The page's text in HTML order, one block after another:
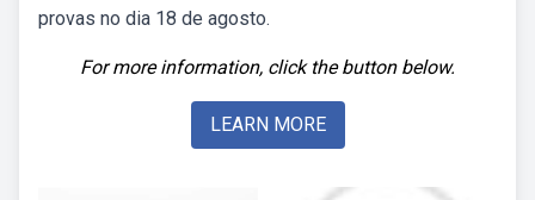
provas no dia 18 de agosto.
For more information, click the button below.
LEARN MORE